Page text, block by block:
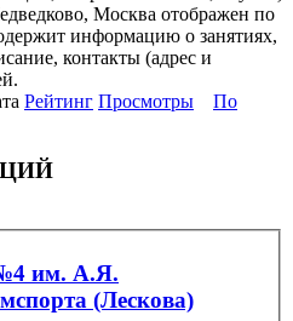
Москва отображен по
информацию о занятиях,
контакты (адрес и
Рейтинг Просмотры
По
им. А.Я.
(Лескова)